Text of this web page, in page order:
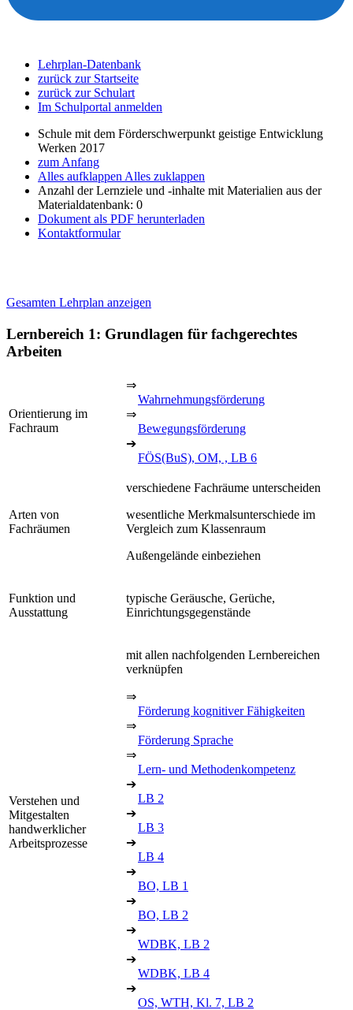
Lehrplan-Datenbank
zurück zur Startseite
zurück zur Schulart
Im Schulportal anmelden
Schule mit dem Förderschwerpunkt geistige Entwicklung
Werken 2017
zum Anfang
Alles aufklappen Alles zuklappen
Anzahl der Lernziele und -inhalte mit Materialien aus der
Materialdatenbank: 0
Dokument als PDF herunterladen
Kontaktformular
Gesamten Lehrplan anzeigen
Lernbereich 1: Grundlagen für fachgerechtes
Arbeiten
Orientierung im
Fachraum
⇒
Wahrnehmungsförderung
⇒
Bewegungsförderung
➔
FÖS(BuS), OM, , LB 6
Arten von
Fachräumen
verschiedene Fachräume unterscheiden
wesentliche Merkmalsunterschiede im
Vergleich zum Klassenraum
Außengelände einbeziehen
Funktion und
Ausstattung
typische Geräusche, Gerüche,
Einrichtungsgegenstände
Verstehen und
Mitgestalten
handwerklicher
Arbeitsprozesse
mit allen nachfolgenden Lernbereichen
verknüpfen
⇒
Förderung kognitiver Fähigkeiten
⇒
Förderung Sprache
⇒
Lern- und Methodenkompetenz
➔
LB 2
➔
LB 3
➔
LB 4
➔
BO, LB 1
➔
BO, LB 2
➔
WDBK, LB 2
➔
WDBK, LB 4
➔
OS, WTH, Kl. 7, LB 2